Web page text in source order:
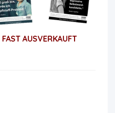
FAST AUSVERKAUFT